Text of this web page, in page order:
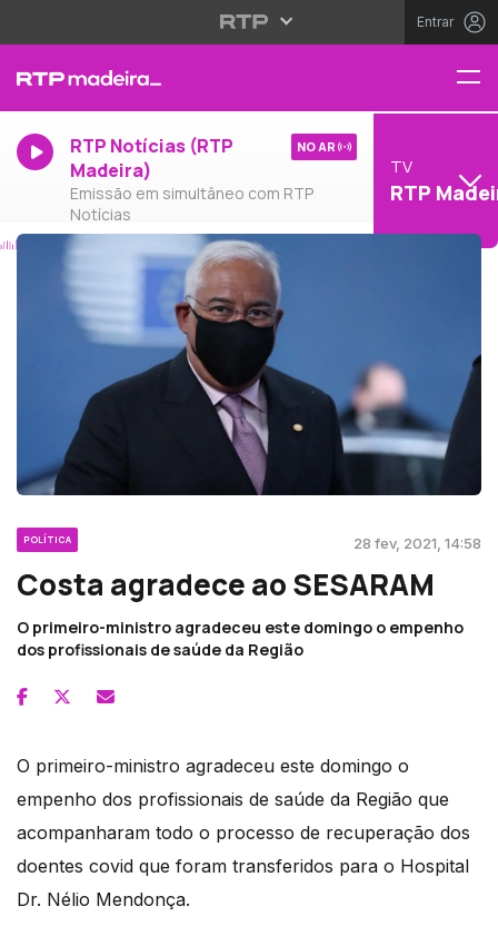
Entrar
RTP Notícias (RTP
Madeira)
Emissão em simultâneo com RTP
Notícias
NO AR
TV
RTP
POLÍTICA 28 fev, 2021, 14:58
Costa agradece ao SESARAM
O primeiro-ministro agradeceu este domingo o empenho
dos profissionais de saúde da Região
O primeiro-ministro agradeceu este domingo o
empenho dos profissionais de saúde da Região que
acompanharam todo o processo de recuperação dos
doentes covid que foram transferidos para o Hospital
Dr. Nélio Mendonça.